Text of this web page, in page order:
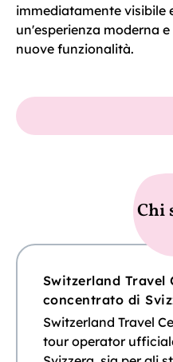
immediatamente visibile
un'esperienza moderna
nuove funzionalità.
Chi
Switzerland Travel
concentrato di
Switzerland Travel
tour operator